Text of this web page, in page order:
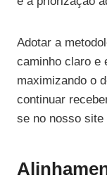
Adotar a
caminho claro e
maximizando o
continuar
se no nosso site